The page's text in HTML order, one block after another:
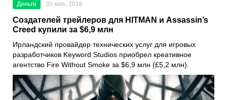
Деньги 30 мая, 2018
Создателей трейлеров для HITMAN и Assassin’s
Creed купили за $6,9 млн
Ирландский провайдер технических услуг для игровых
разработчиков Keyword Studios приобрел креативное
агентство Fire Without Smoke за $6,9 млн (£5,2 млн).